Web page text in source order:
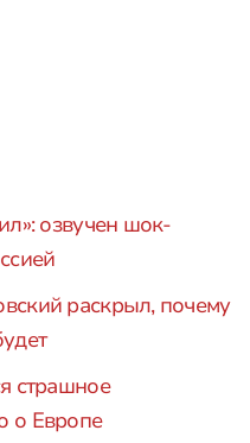
озвучен шок-
раскрыл, почему
страшное
о Европе